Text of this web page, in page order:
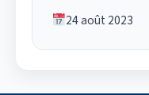
24 août 2023